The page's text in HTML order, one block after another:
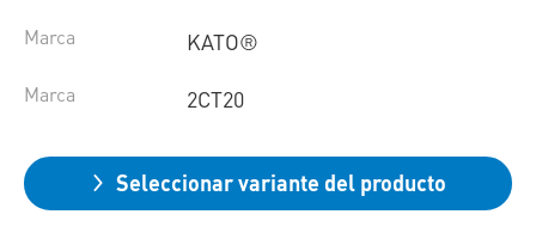
Marca KATO®
Marca 2CT20
Seleccionar variante del producto